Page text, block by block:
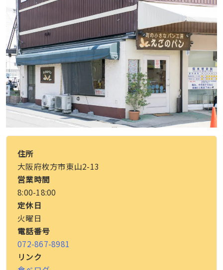
住所
大阪府枚方市東山2-13
営業時間
8:00-18:00
定休日
火曜日
電話番号
072-867-8981
リンク